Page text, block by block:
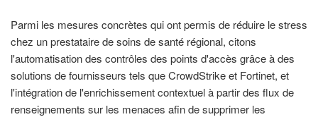
Parmi les mesures concrètes qui ont permis de réduire le stress
chez un prestataire de soins de santé régional, citons
l'automatisation des contrôles des points d'accès grâce à des
solutions de fournisseurs tels que CrowdStrike et Fortinet, et
l'intégration de l'enrichissement contextuel à partir des flux de
renseignements sur les menaces afin de supprimer les